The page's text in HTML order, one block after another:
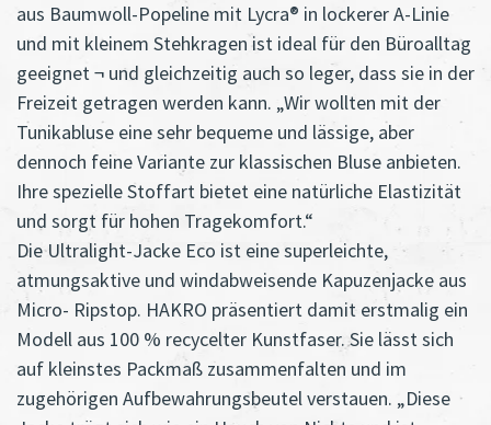
aus Baumwoll-Popeline mit Lycra® in lockerer A-Linie
und mit kleinem Stehkragen ist ideal für den Büroalltag
geeignet ¬ und gleichzeitig auch so leger, dass sie in der
Freizeit getragen werden kann. „Wir wollten mit der
Tunikabluse eine sehr bequeme und lässige, aber
dennoch feine Variante zur klassischen Bluse anbieten.
Ihre spezielle Stoffart bietet eine natürliche Elastizität
und sorgt für hohen Tragekomfort.“
Die Ultralight-Jacke Eco ist eine superleichte,
atmungsaktive und windabweisende Kapuzenjacke aus
Micro- Ripstop. HAKRO präsentiert damit erstmalig ein
Modell aus 100 % recycelter Kunstfaser. Sie lässt sich
auf kleinstes Packmaß zusammenfalten und im
zugehörigen Aufbewahrungsbeutel verstauen. „Diese